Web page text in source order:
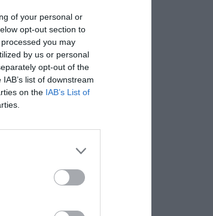
of your personal or
opt-out section to
you may
by us or personal
opt-out of the
list of downstream
on the IAB’s List of